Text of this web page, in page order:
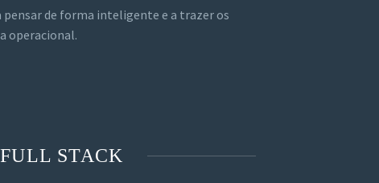
de forma inteligente e a trazer os
operacional.
STACK